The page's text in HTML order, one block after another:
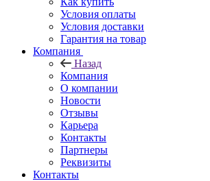
Условия оплаты
Условия доставки
Гарантия на товар
Компания
Назад
Компания
О компании
Новости
Отзывы
Карьера
Контакты
Партнеры
Реквизиты
Контакты